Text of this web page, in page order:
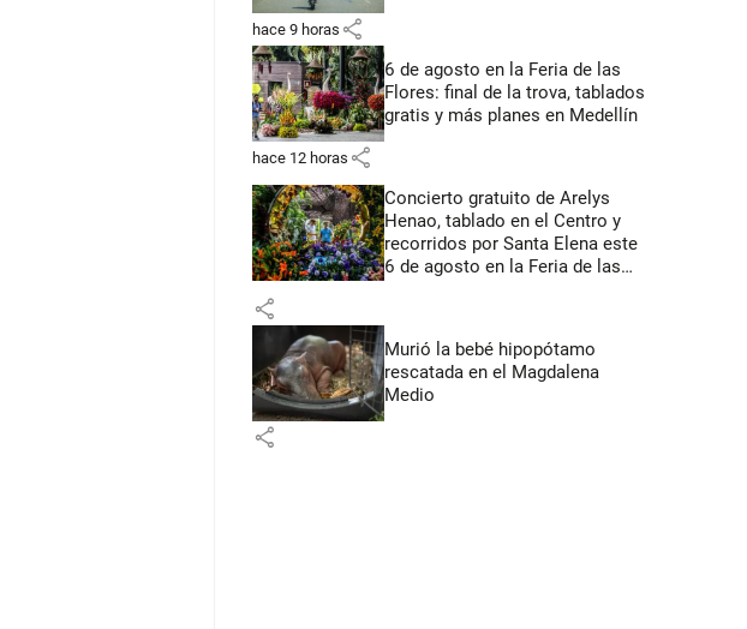
hace 9 horas share
6 de agosto en la Feria de las
Flores: final de la trova, tablados
gratis y más planes en Medellín
hace 12 horas share
Concierto gratuito de Arelys
Henao, tablado en el Centro y
recorridos por Santa Elena este
6 de agosto en la Feria de las
share
Murió la bebé hipopótamo
rescatada en el Magdalena
Medio
share